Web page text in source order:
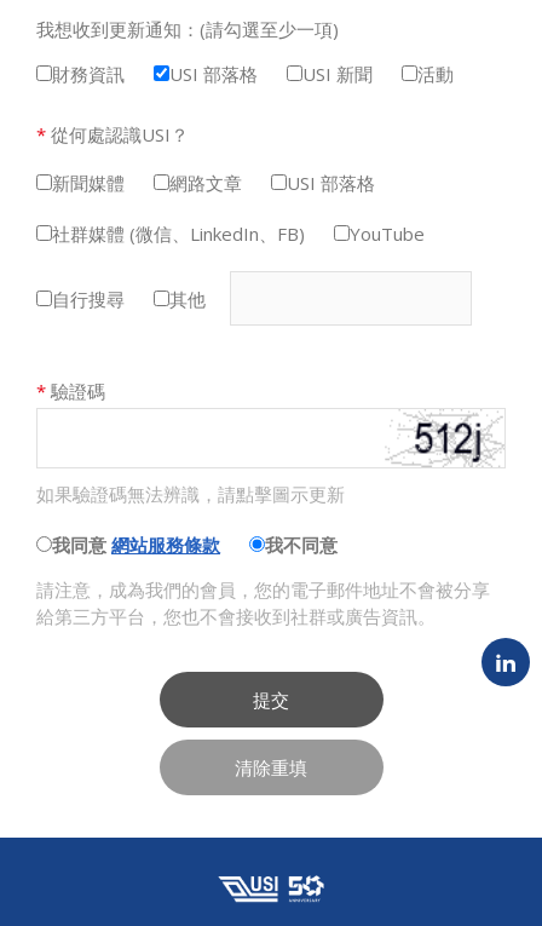
我想收到更新通知：(請勾選至少一項)
財務資訊
USI 部落格 USI 新聞 活動
* 從何處認識USI？
新聞媒體
網路文章 USI 部落格
社群媒體 (微信、LinkedIn、FB) YouTube
自行搜尋 其他
* 驗證碼
如果驗證碼無法辨識，請點擊圖示更新
我同意 網站服務條款
我不同意
請注意，成為我們的會員，您的電子郵件地址不會被分享
給第三方平台，您也不會接收到社群或廣告資訊。
提交
清除重填